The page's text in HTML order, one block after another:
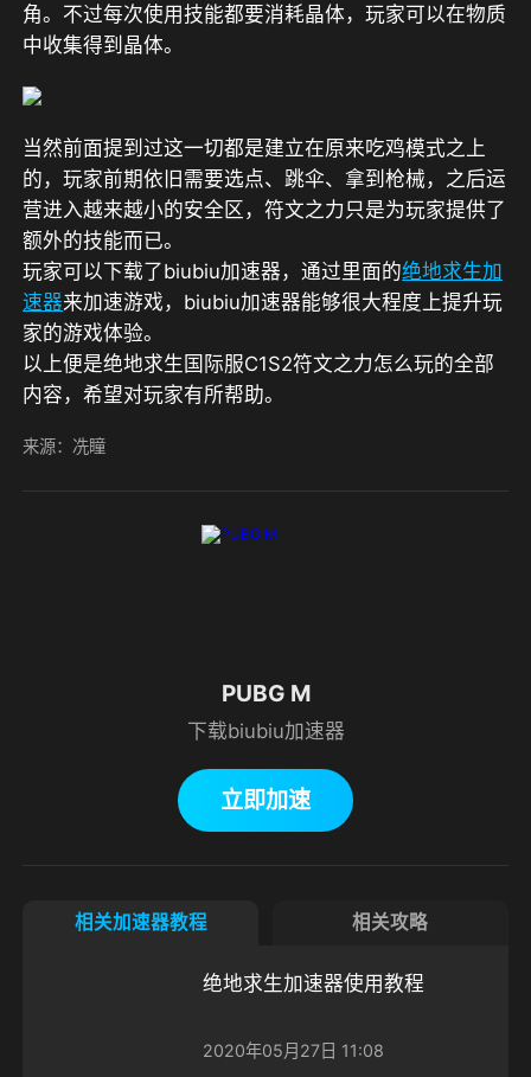
角。不过每次使用技能都要消耗晶体，玩家可以在物质
中收集得到晶体。
当然前面提到过这一切都是建立在原来吃鸡模式之上
的，玩家前期依旧需要选点、跳伞、拿到枪械，之后运
营进入越来越小的安全区，符文之力只是为玩家提供了
额外的技能而已。
玩家可以下载了biubiu加速器，通过里面的绝地求生加
速器来加速游戏，biubiu加速器能够很大程度上提升玩
家的游戏体验。
以上便是绝地求生国际服C1S2符文之力怎么玩的全部
内容，希望对玩家有所帮助。
来源：冼瞳
PUBG M
下载biubiu加速器
立即加速
相关加速器教程 相关攻略
绝地求生加速器使用教程
2020年05月27日 11:08